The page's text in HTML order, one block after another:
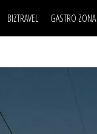
BIZTRAVEL GASTRO ZONA